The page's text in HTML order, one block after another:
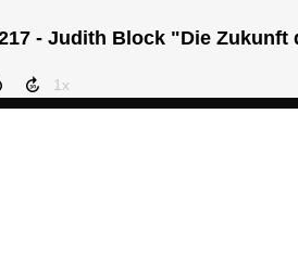
- Judith Block "Die Zukunft